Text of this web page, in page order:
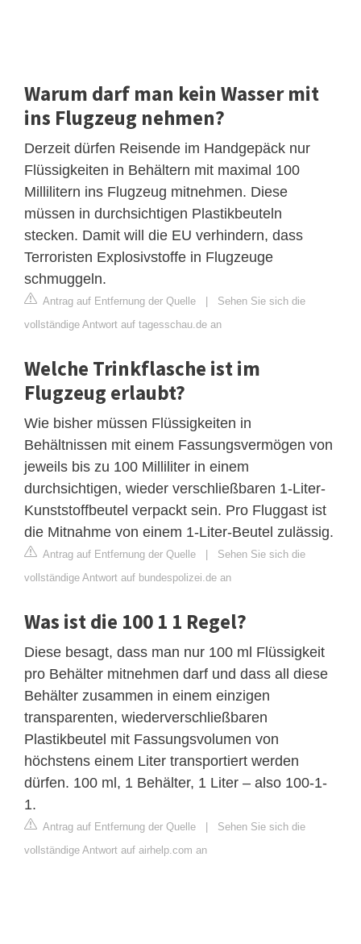
Warum darf man kein Wasser mit
ins Flugzeug nehmen?
Derzeit dürfen Reisende im Handgepäck nur
Flüssigkeiten in Behältern mit maximal 100
Millilitern ins Flugzeug mitnehmen. Diese
müssen in durchsichtigen Plastikbeuteln
stecken. Damit will die EU verhindern, dass
Terroristen Explosivstoffe in Flugzeuge
schmuggeln.
Antrag auf Entfernung der Quelle | Sehen Sie sich die
vollständige Antwort auf tagesschau.de an
Welche Trinkflasche ist im
Flugzeug erlaubt?
Wie bisher müssen Flüssigkeiten in
Behältnissen mit einem Fassungsvermögen von
jeweils bis zu 100 Milliliter in einem
durchsichtigen, wieder verschließbaren 1-Liter-
Kunststoffbeutel verpackt sein. Pro Fluggast ist
die Mitnahme von einem 1-Liter-Beutel zulässig.
Antrag auf Entfernung der Quelle | Sehen Sie sich die
vollständige Antwort auf bundespolizei.de an
Was ist die 100 1 1 Regel?
Diese besagt, dass man nur 100 ml Flüssigkeit
pro Behälter mitnehmen darf und dass all diese
Behälter zusammen in einem einzigen
transparenten, wiederverschließbaren
Plastikbeutel mit Fassungsvolumen von
höchstens einem Liter transportiert werden
dürfen. 100 ml, 1 Behälter, 1 Liter – also 100-1-
1.
Antrag auf Entfernung der Quelle | Sehen Sie sich die
vollständige Antwort auf airhelp.com an